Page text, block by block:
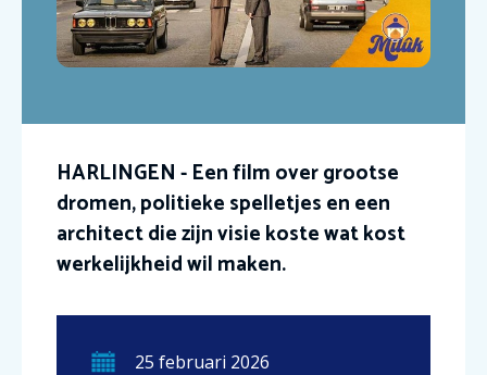
HARLINGEN - Een film over grootse
dromen, politieke spelletjes en een
architect die zijn visie koste wat kost
werkelijkheid wil maken.
25 februari 2026